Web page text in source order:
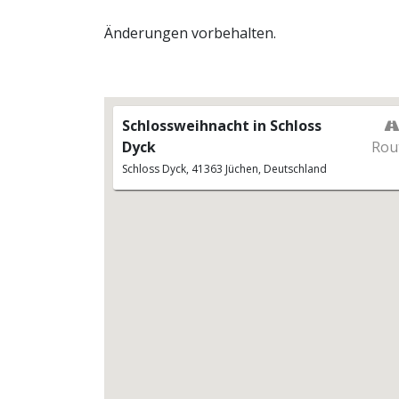
Änderungen vorbehalten.
Schlossweihnacht in Schloss
Dyck
Schloss Dyck, 41363 Jüchen, Deutschland